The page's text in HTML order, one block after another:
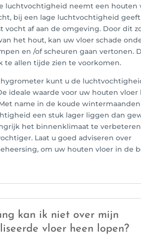
luchtvochtigheid neemt een houten
bij een lage luchtvochtigheid
vocht af aan de omgeving. Door dit
het hout, kan uw vloer schade
en /of scheuren gaan vertonen.
te allen tijde zien te voorkomen.
kunt u de
ideale waarde voor uw houten vloer
name in de koude
een stuk lager liggen dan
het binnenklimaat te
Laat u goed adviseren over
om uw houten vloer in de
kan ik niet over mijn
vloer heen lopen?